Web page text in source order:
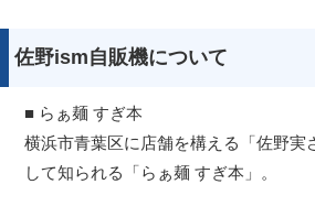
佐野ism自販機について
■ らぁ麺 すぎ本
横浜市青葉区に店舗を構える「佐野実
して知られる「らぁ麺 すぎ本」。